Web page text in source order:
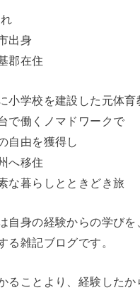
出身
郡在住
小学校を建設した元体育
で働くノマドワークで
自由を獲得し
へ移住
な暮らしとときどき旅
自身の経験からの学び
る雑記ブログです。
ることより、経験したか